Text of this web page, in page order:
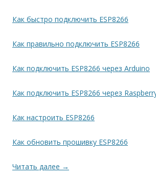
Как быстро подключить ESP8266
Как правильно подключить ESP8266
Как подключить ESP8266 через Arduino
Как подключить ESP8266 через
Как настроить ESP8266
Как обновить прошивку ESP8266
Читать далее →